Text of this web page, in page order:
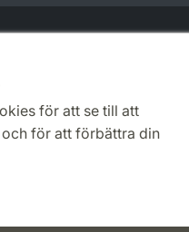
för att se till att
för att förbättra din